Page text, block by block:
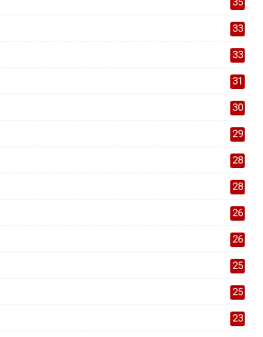
33
33
31
30
29
28
28
26
26
25
25
23